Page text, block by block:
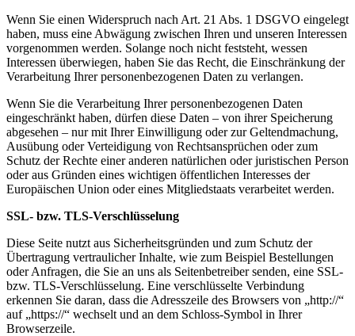
Wenn Sie einen Widerspruch nach Art. 21 Abs. 1 DSGVO eingelegt
haben, muss eine Abwägung zwischen Ihren und unseren Interessen
vorgenommen werden. Solange noch nicht feststeht, wessen
Interessen überwiegen, haben Sie das Recht, die Einschränkung der
Verarbeitung Ihrer personenbezogenen Daten zu verlangen.
Wenn Sie die Verarbeitung Ihrer personenbezogenen Daten
eingeschränkt haben, dürfen diese Daten – von ihrer Speicherung
abgesehen – nur mit Ihrer Einwilligung oder zur Geltendmachung,
Ausübung oder Verteidigung von Rechtsansprüchen oder zum
Schutz der Rechte einer anderen natürlichen oder juristischen Person
oder aus Gründen eines wichtigen öffentlichen Interesses der
Europäischen Union oder eines Mitgliedstaats verarbeitet werden.
SSL- bzw. TLS-Verschlüsselung
Diese Seite nutzt aus Sicherheitsgründen und zum Schutz der
Übertragung vertraulicher Inhalte, wie zum Beispiel Bestellungen
oder Anfragen, die Sie an uns als Seitenbetreiber senden, eine SSL-
bzw. TLS-Verschlüsselung. Eine verschlüsselte Verbindung
erkennen Sie daran, dass die Adresszeile des Browsers von „http://“
auf „https://“ wechselt und an dem Schloss-Symbol in Ihrer
Browserzeile.